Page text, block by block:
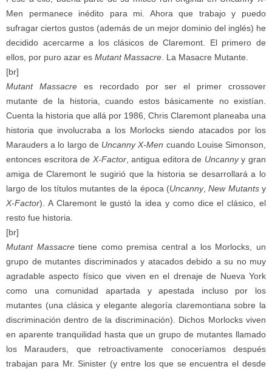
Men permanece inédito para mi. Ahora que trabajo y puedo
sufragar ciertos gustos (además de un mejor dominio del inglés) he
decidido acercarme a los clásicos de Claremont. El primero de
ellos, por puro azar es Mutant Massacre . La Masacre Mutante.
[br]
Mutant Massacrees recordado por ser el primer crossover
mutante de la historia, cuando estos básicamente no existían.
Cuenta la historia que allá por 1986, Chris Claremont planeaba una
historia que involucraba a los Morlocks siendo atacados por los
Marauders a lo largo de Uncanny X-Men cuando Louise Simonson,
entonces escritora de X-Factor, antigua editora de Uncannyy gran
amiga de Claremont le sugirió que la historia se desarrollará a lo
largo de los títulos mutantes de la época (Uncanny,New Mutantsy
X-Factor). A Claremont le gustó la idea y como dice el clásico, el
resto fue historia.
[br]
Mutant Massacretiene como premisa central a los Morlocks, un
grupo de mutantes discriminados y atacados debido a su no muy
agradable aspecto físico que viven en el drenaje de Nueva York
como una comunidad apartada y apestada incluso por los
mutantes (una clásica y elegante alegoría claremontiana sobre la
discriminación dentro de la discriminación). Dichos Morlocks viven
en aparente tranquilidad hasta que un grupo de mutantes llamado
los Marauders, que retroactivamente conoceríamos después
trabajan para Mr. Sinister (y entre los que se encuentra el desde